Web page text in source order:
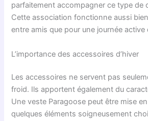
parfaitement accompagner ce type de
Cette association fonctionne aussi
entre amis que pour une journée active
L’importance des accessoires d’hiver
Les accessoires ne servent pas
froid. Ils apportent également du
Une veste Paragoose peut être mise
quelques éléments soigneusement